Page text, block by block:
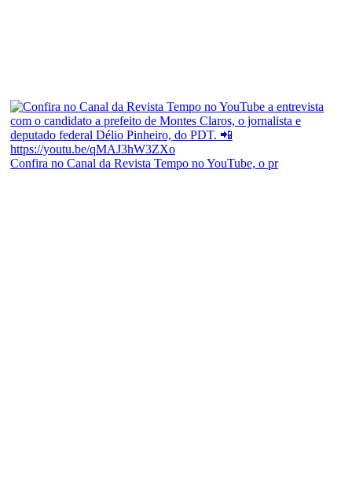
Confira no Canal da Revista Tempo no YouTube, o pr